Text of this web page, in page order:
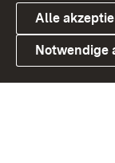
Link zum
Alle
Notwendige